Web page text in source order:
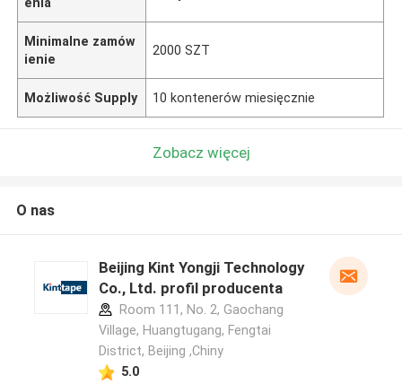
Minimalne zamów
ienie
2000 SZT
Możliwość Supply 10 kontenerów miesięcznie
Zobacz więcej
O nas
Beijing Kint Yongji Technology
Co., Ltd. profil producenta
Room 111, No. 2, Gaochang
Village, Huangtugang, Fengtai
District, Beijing ,Chiny
5.0